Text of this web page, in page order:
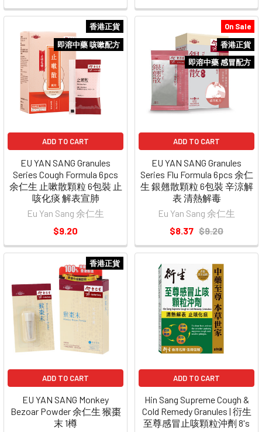
香港正貨
即溶中藥 咳嗽配方
ADD TO CART
EU YAN SANG Granules
Series Cough Formula 6pcs
余仁生 止嗽散顆粒 6包裝 止
咳化痰 解表宣肺
Eu Yan Sang 余仁生
$9.20
On Sale
香港正貨
即溶中藥 感冒配方
ADD TO CART
EU YAN SANG Granules
Series Flu Formula 6pcs 余仁
生 銀翹散顆粒 6包裝 辛涼解
表 清熱解毒
Eu Yan Sang 余仁生
$8.37 $9.20
香港正貨
ADD TO CART
EU YAN SANG Monkey
Bezoar Powder 余仁生 猴棗
末 1樽
ADD TO CART
Hin Sang Supreme Cough &
Cold Remedy Granules | 衍生
至尊感冒止咳顆粒沖劑 8's